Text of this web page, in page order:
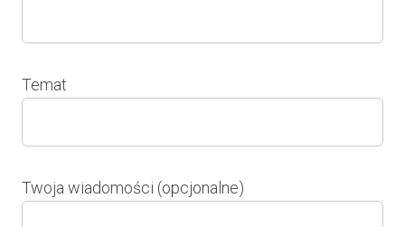
Temat
Twoja wiadomości (opcjonalne)